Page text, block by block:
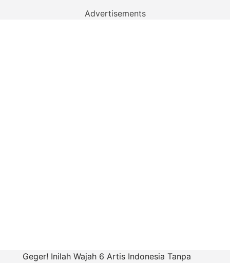
Advertisements
Geger! Inilah Wajah 6 Artis Indonesia Tanpa